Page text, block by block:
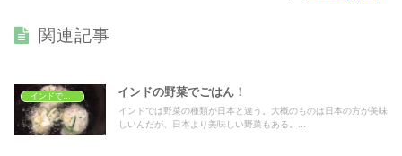
関連記事
インドの野菜でごはん！
インドでは野菜の種類が日本と違う。大概のものは日本の方が美味
しいんだが、日本より美味しい野菜もある。...